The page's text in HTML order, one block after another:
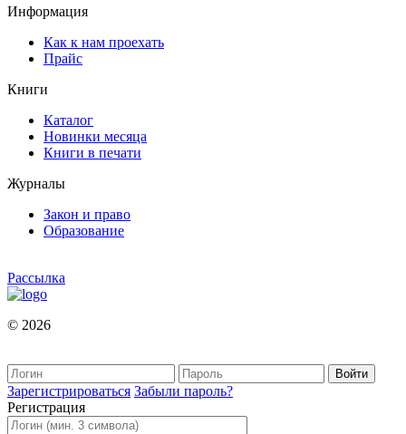
Информация
Как к нам проехать
Прайс
Книги
Каталог
Новинки месяца
Книги в печати
Журналы
Закон и право
Образование
Рассылка
© 2026
Зарегистрироваться Забыли пароль?
Регистрация